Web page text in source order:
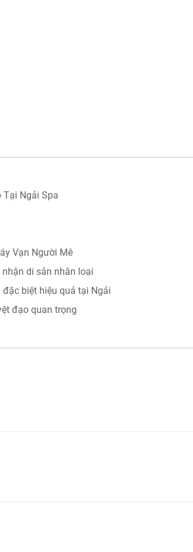
Tại Ngải Spa
Vạn Người Mê
di sản nhân loại
biệt hiệu quả tại Ngải
đạo quan trọng